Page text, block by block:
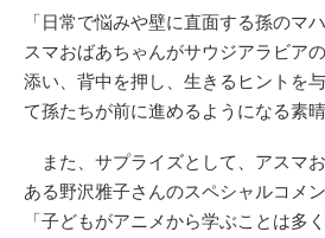
「日常で悩みや壁に直面する孫のマ
スマおばあちゃんがサウジアラビア
添い、背中を押し、生きるヒントを
て孫たちが前に進めるようになる素
また、サプライズとして、アスマ
ある野沢雅子さんのスペシャルコメ
「子どもがアニメから学ぶことは多